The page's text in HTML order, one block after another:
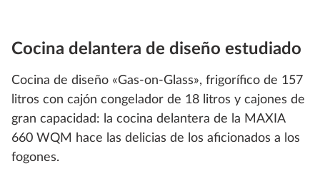
Cocina delantera de diseño estudiado
Cocina de diseño «Gas-on-Glass», frigorífico de 157
litros con cajón congelador de 18 litros y cajones de
gran capacidad: la cocina delantera de la MAXIA
660 WQM hace las delicias de los aficionados a los
fogones.